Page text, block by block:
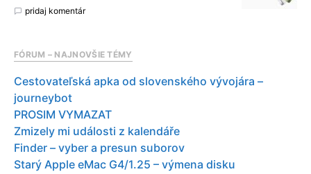
pridaj komentár
FÓRUM – NAJNOVŠIE TÉMY
Cestovateľská apka od slovenského vývojára –
journeybot
PROSIM VYMAZAT
Zmizely mi události z kalendáře
Finder – vyber a presun suborov
Starý Apple eMac G4/1.25 – výmena disku